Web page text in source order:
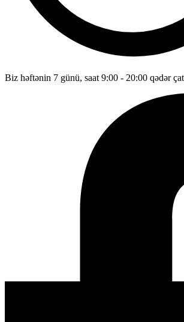
Biz həftənin 7 günü, saat 9:00 - 20:00 qədər